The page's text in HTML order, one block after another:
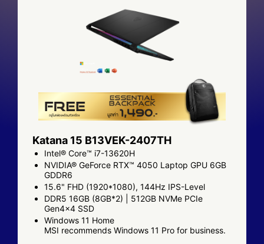
Katana 15 B13VEK-2407TH
Intel® Core™ i7-13620H
NVIDIA® GeForce RTX™ 4050 Laptop GPU 6GB
GDDR6
15.6" FHD (1920*1080), 144Hz IPS-Level
DDR5 16GB (8GB*2) | 512GB NVMe PCIe
Gen4x4 SSD
Windows 11 Home
MSI recommends Windows 11 Pro for business.